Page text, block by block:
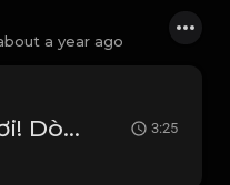
a year ago
Việt Nam ơi! Dòng máu Lạc Hồng! 3:25